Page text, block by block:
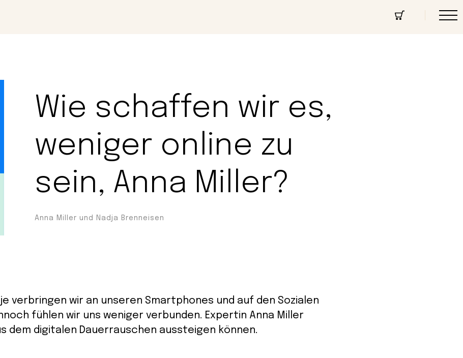
Community
Wie schaffen wir es,
weniger online zu
sein, Anna Miller?
Anna Miller und Nadja Brenneisen
verbringen wir an unseren Smartphones und auf den Sozialen
fühlen wir uns weniger verbunden. Expertin Anna Miller
dem digitalen Dauerrauschen aussteigen können.